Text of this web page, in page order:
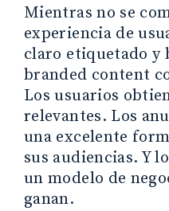
Mientras no se
experiencia de
claro etiquetado y
branded content
Los usuarios
relevantes. Los
una excelente
sus audiencias. Y
un modelo de
ganan.